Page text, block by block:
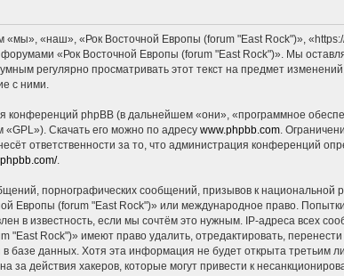
«наш», «Рок Восточной Европы (forum "East Rock")»,
«Рок Восточной Европы (forum "East Rock")». Мы
регулярно просматривать этот текст на предмет
с ними.
phpBB (в дальнейшем «они», «программное
Скачать его можно по адресу www.phpbb.com.
ответственности за то, что администрация конференций
.
порнографических сообщений, призывов к
Европы (forum "East Rock")» или международное право.
в известность, если мы сочтём это нужным. IP-адреса всех
Rock")» имеют право удалить, отредактировать,
базе данных. Хотя эта информация не будет открыта
действия хакеров, которые могут привести к